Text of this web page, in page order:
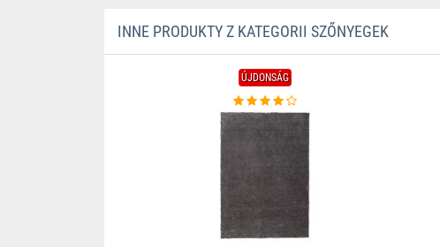
INNE PRODUKTY Z KATEGORII SZŐNYEGEK
ÚJDONSÁG